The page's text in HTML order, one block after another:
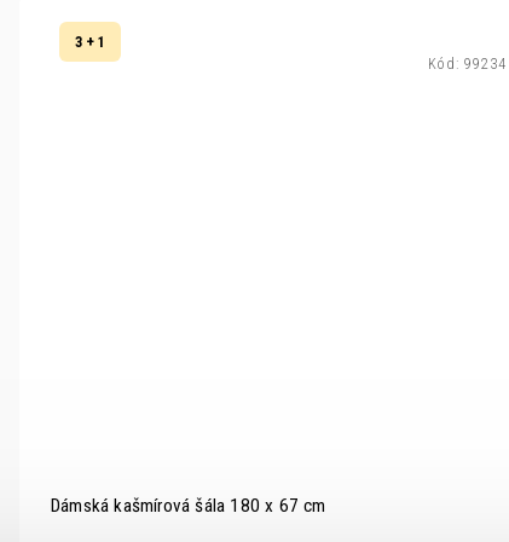
3 + 1
Dámská kašmírová šála 180 x 67 cm
Kód: 99234